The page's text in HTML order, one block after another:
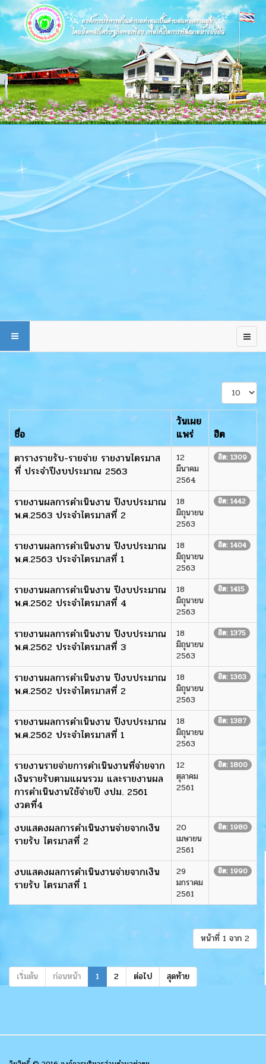
แสดง
#
ชื่อ
วันเผย
แพร่
ฮิต
ตารางรายรับ-รายจ่าย รายงานไตรมาส
ที่ ประจำปีงบประมาณ 2563
12
มีนาคม
2564
ฮิต: 1309
รายงานผลการดำเนินงาน ปีงบประมาณ
พ.ศ.2563 ประจำไตรมาสที่ 2
18
มิถุนายน
2563
ฮิต: 1442
รายงานผลการดำเนินงาน ปีงบประมาณ
พ.ศ.2563 ประจำไตรมาสที่ 1
18
มิถุนายน
2563
ฮิต: 1404
รายงานผลการดำเนินงาน ปีงบประมาณ
พ.ศ.2562 ประจำไตรมาสที่ 4
18
มิถุนายน
2563
ฮิต: 1415
รายงานผลการดำเนินงาน ปีงบประมาณ
พ.ศ.2562 ประจำไตรมาสที่ 3
18
มิถุนายน
2563
ฮิต: 1375
รายงานผลการดำเนินงาน ปีงบประมาณ
พ.ศ.2562 ประจำไตรมาสที่ 2
18
มิถุนายน
2563
ฮิต: 1363
รายงานผลการดำเนินงาน ปีงบประมาณ
พ.ศ.2562 ประจำไตรมาสที่ 1
18
มิถุนายน
2563
ฮิต: 1387
รายงานรายจ่ายการดำเนินงานที่จ่ายจาก
เงินรายรับตามแผนรวม และรายงานผล
การดำเนินงานใช้จ่ายปี งปม. 2561
งวดที่4
12
ตุลาคม
2561
ฮิต: 1800
งบแสดงผลการดำเนินงานจ่ายจากเงิน
รายรับ ไตรมาสที่ 2
20
เมษายน
2561
ฮิต: 1980
งบแสดงผลการดำเนินงานจ่ายจากเงิน
รายรับ ไตรมาสที่ 1
29
มกราคม
2561
ฮิต: 1990
หน้าที่ 1 จาก 2
เริ่มต้น ก่อนหน้า 1 2 ต่อไป สุดท้าย